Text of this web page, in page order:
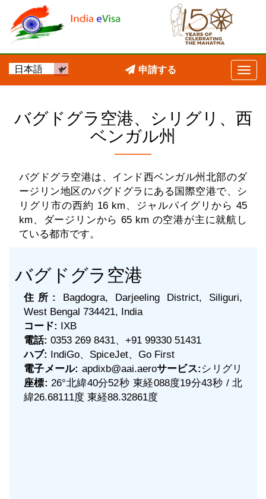
申請する
バグドグラ空港、シリグリ、西
ベンガル州
バグドグラ空港は、インド西ベンガル州北部のダ
ージリン地区のバグドグラにある国際空港で、シ
リグリ市の西約 16 km、ジャルパイグリから 45
km、ダージリンから 65 km の空港が主に就航し
ている都市です。
バグドグラ空港
住所:
Bagdogra, Darjeeling District, Siliguri,
West Bengal 734421, India
コード: IXB
電話: 0353 269 8431、+91 99330 51431
ハブ: IndiGo、SpiceJet、Go First
電子メール: apdixb@aai.aeroサービス: シリグリ
座標: 26°北緯40分52秒 東経088度19分43秒 / 北
緯26.68111度 東経88.32861度